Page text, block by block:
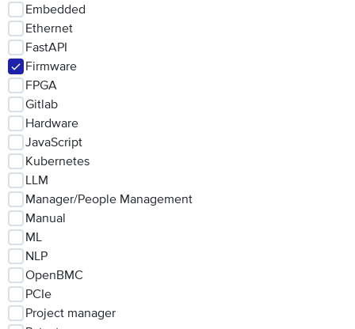
Embedded
Ethernet
FastAPI
Firmware
FPGA
Gitlab
Hardware
JavaScript
Kubernetes
LLM
Manager/People Management
Manual
ML
NLP
OpenBMC
PCIe
Project manager